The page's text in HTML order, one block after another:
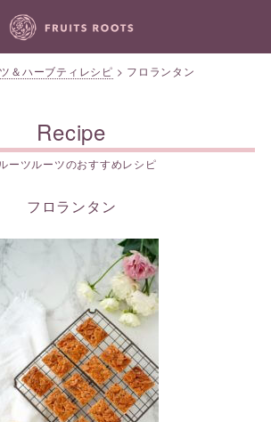
＆ハーブティレシピ > フロランタン
Recipe
ーツルーツのおすすめレシピ
フロランタン